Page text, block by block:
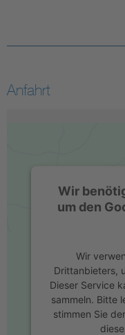
Anfahrt
Wir
um den
Wir
Drittanbieters,
Dieser Service
sammeln. Bitte
stimmen Sie